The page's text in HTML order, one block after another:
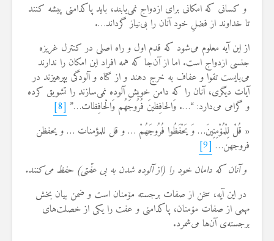
و كسانی كه امكانی برای ازدواج نمی‌یابند، باید پاكدامنی پیشه كنند
تا خداوند از فضلِ خود آنان را بی‌نیاز گرداند….
از این آیه معلوم می‌شود كه قدم اول و راه اصلی در كنترل غریزه
جنسی ازدواج است. اما از آن‌جا كه همه افراد این امكان را ندارند
می‌بایست تقوا و عفاف به خرج دهند و از گناه و آلودگی بپرهیزند در
آیات دیگری، آنان را كه دامن خویش آلوده نمی‌سازند را تشویق كرده
و گرامی می‌دارد: “…. وَالحافِظینَ فُرُوجَهُم وَالْحافِظات…” [8]
« قُلْ لِلْمُۆْمِنِینَ… وَ یَحْفَظُوا فُرُوجَهُمْ … و قل للمؤمنات … و یحفظن
فروجهن… [9]
و آنان كه دامان خود را (از آلوده شدن به بی عفّتی) حفظ می‌كنند.
در این آیه، سخن از صفات برجسته مۆمنان است و ضمن بیان بخش
مهمی از صفات مۆمنان، پاكدامنی و عفت را یكی از خصلت‌های
برجسته‌ی آن‌ها می‌شمرد.